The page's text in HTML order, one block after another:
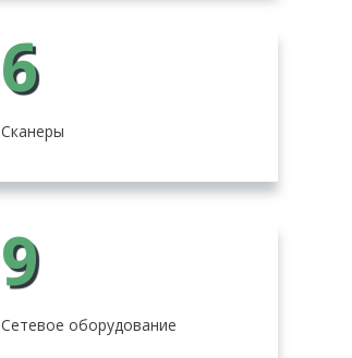
6
Сканеры
9
Сетевое оборудование